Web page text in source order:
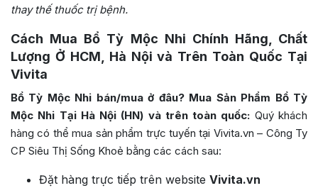
thay thế thuốc trị bệnh.
Cách Mua Bổ Tỳ Mộc Nhi Chính Hãng, Chất
Lượng Ở HCM, Hà Nội và Trên Toàn Quốc Tại
Vivita
Bổ Tỳ Mộc Nhi bán/mua ở đâu? Mua Sản Phẩm Bổ Tỳ
Mộc Nhi Tại Hà Nội (HN) và trên toàn quốc: Quý khách
hàng có thể mua sản phẩm trực tuyến tại Vivita.vn – Công Ty
CP Siêu Thị Sống Khoẻ bằng các cách sau:
Đặt hàng trực tiếp trên website Vivita.vn